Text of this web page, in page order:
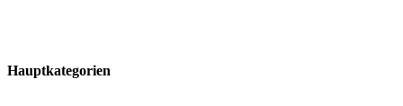
Hauptkategorien